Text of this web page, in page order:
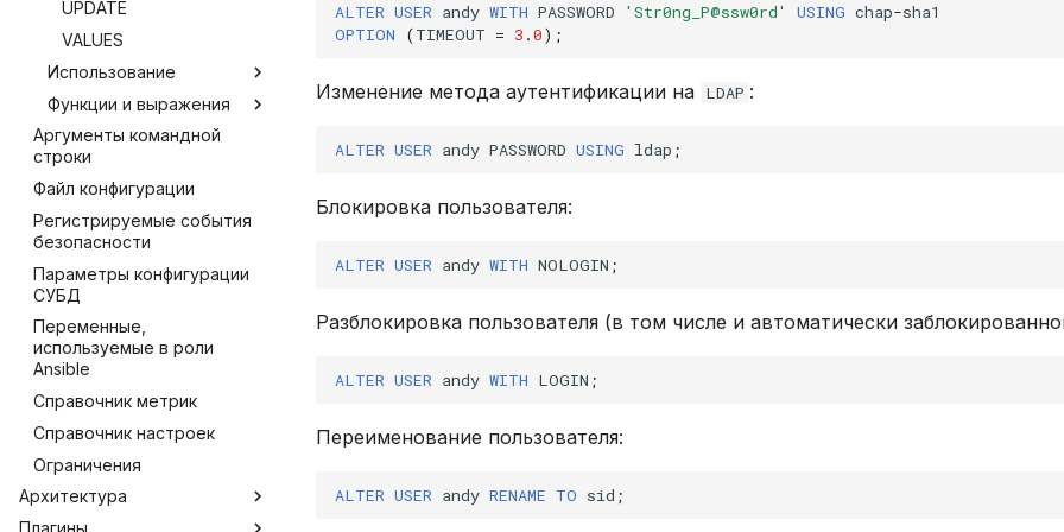
UPDATE
VALUES
Использование
Общие табличные
Оконные функции
Соединение таблиц
Функции и выражения
Встроенные оконные
функции
Агрегатные функции
CASE
CAST
COALESCE
LIKE
LOWER
SUBSTR
SUBSTRING
TRIM
UPPER
Аргументы командной
строки
Файл конфигурации
Регистрируемые события
безопасности
Параметры конфигурации
СУБД
Переменные,
используемые в роли
Ansible
Справочник метрик
Справочник настроек
Ограничения
Архитектура
Распределенный SQL
Плагины
ALTER USER andy WITH PASSWORD 'Str0ng_P@ssw0rd' USING chap-sha1
OPTION
(TIMEOUT = 3 .0);
Изменение метода аутентификации на LDAP :
ALTER USER andy PASSWORD USING ldap ;
Блокировка пользователя:
ALTER USER andy WITH NOLOGIN ;
Разблокировка пользователя (в том числе и автоматически
ALTER USER andy WITH LOGIN ;
Переименование пользователя:
ALTER USER andy RENAME TO sid ;